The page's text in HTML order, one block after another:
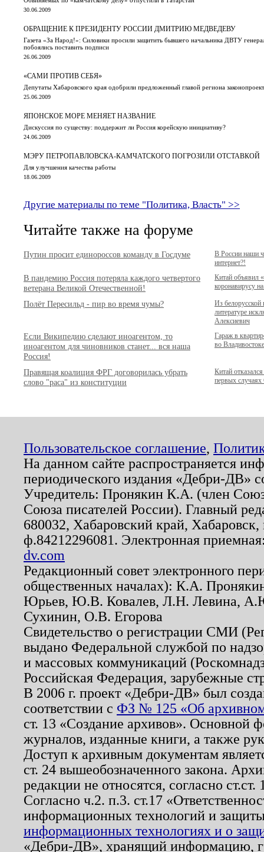
30.06.2009
ОБРАЩЕНИЕ К ПРЕЗИДЕНТУ РОССИИ ДМИТРИЮ МЕДВЕДЕВУ
Газета «За Народ!»: Силовики просили защитить бывшего начальника ДВТУ
побоялись поставить подписи
26.06.2009
«САМИ ПРОТИВ СЕБЯ»
Депутаты Хабаровского края одобрили предложенный главой региона
25.06.2009
ЯПОНСКОЕ МОРЕ МЕНЯЕТ НАЗВАНИЕ
Дискуссия по существу: поддержит ли Россия корейскую инициативу?
24.06.2009
МЭРУ ПЕТРОПАВЛОВСКА-КАМЧАТСКОГО ПОГРОЗИЛИ ОТСТАВКОЙ
Для улучшения качества работы
18.06.2009
Другие материалы по теме "Политика, Власть" >>
Читайте также на форуме
Путин просит единороссов команду в Госдуме
В России наши
интернет?!
В пандемию Россия потеряла каждого четвертого
ветерана Великой Отечественной!
Китай объявил
коронавирусу
Полёт Пересильд - пир во время чумы?
Из
литературе
Алексиевич
Если Википедию сделают иноагентом, то
иноагентом для чиновников станет... вся наша
Россия!
Гараж в
во
Правящая коалиция ФРГ договорилась убрать
слово "раса" из конституции
Китай
первых
Пользовательское соглашение,
На данном сайте распространяется
периодического издания «Дебри-ДВ»
Учредитель: Пронякин К.А. (член
Союза писателей России). Главный
680032, Хабаровский край,
ф.84212296081. Электронная
dv.com
Редакционный совет электронного
общественных началах): К.А.
Юрьев, Ю.В. Ковалев, Л.Н. Левина,
Сухинин, О.В. Егорова
Свидетельство о регистрации СМИ
выдано Федеральной службой по
и массовых коммуникаций
Российская Федерация, зарубежные
В 2006 г. проект «Дебри-ДВ» был
соответствии с ФЗ № 125 «Об
ст. 13 «Создание архивов». Основной
журналов, изданные книги, а также
Доступ к архивным документам
ст. 24 вышеобозначенного закона.
редакции не относятся, согласно
Согласно ч.2. п.3. ст.17
информационных технологий и
информационных технологиях и о
«Дебри-ДВ», хранящий информацию,